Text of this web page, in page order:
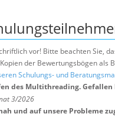
vor! Bitte beachten Sie,
der Bewertungsbögen als
Schulungs- und
des Multithreading.
3/2026
und auf unsere Probleme